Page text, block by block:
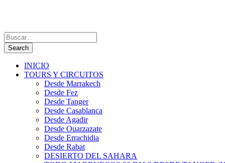
INICIO
TOURS Y CIRCUITOS
Desde Marrakech
Desde Fez
Desde Tanger
Desde Casablanca
Desde Agadir
Desde Ouarzazate
Desde Errachidia
Desde Rabat
DESIERTO DEL SAHARA